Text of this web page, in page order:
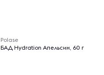
Polase
БАД Hydration Апельсин, 60 г